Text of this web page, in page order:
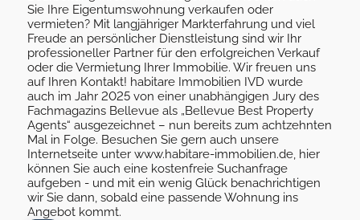
Sie Ihre Eigentumswohnung verkaufen oder
vermieten? Mit langjähriger Markterfahrung und viel
Freude an persönlicher Dienstleistung sind wir Ihr
professioneller Partner für den erfolgreichen Verkauf
oder die Vermietung Ihrer Immobilie. Wir freuen uns
auf Ihren Kontakt! habitare Immobilien IVD wurde
auch im Jahr 2025 von einer unabhängigen Jury des
Fachmagazins Bellevue als „Bellevue Best Property
Agents“ ausgezeichnet – nun bereits zum achtzehnten
Mal in Folge. Besuchen Sie gern auch unsere
Internetseite unter www.habitare-immobilien.de, hier
können Sie auch eine kostenfreie Suchanfrage
aufgeben - und mit ein wenig Glück benachrichtigen
wir Sie dann, sobald eine passende Wohnung ins
Angebot kommt.